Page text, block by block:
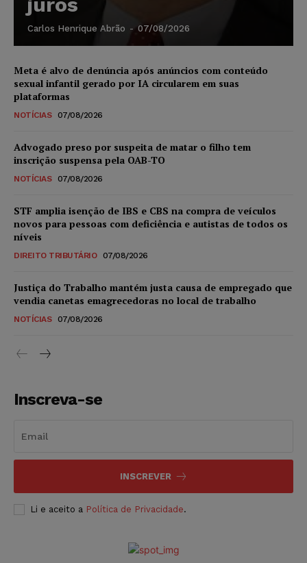
Carlos Henrique Abrão - 07/08/2026
Meta é alvo de denúncia após anúncios com conteúdo
sexual infantil gerado por IA circularem em suas
plataformas
NOTÍCIAS 07/08/2026
Advogado preso por suspeita de matar o filho tem
inscrição suspensa pela OAB-TO
NOTÍCIAS 07/08/2026
STF amplia isenção de IBS e CBS na compra de veículos
novos para pessoas com deficiência e autistas de todos os
níveis
DIREITO TRIBUTÁRIO 07/08/2026
Justiça do Trabalho mantém justa causa de empregado que
vendia canetas emagrecedoras no local de trabalho
NOTÍCIAS 07/08/2026
Inscreva-se
INSCREVER
Li e aceito a Política de Privacidade.